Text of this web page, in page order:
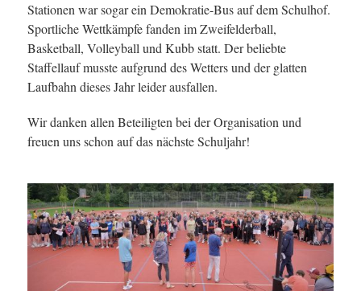
Stationen war sogar ein Demokratie-Bus auf dem Schulhof.
Sportliche Wettkämpfe fanden im Zweifelderball,
Basketball, Volleyball und Kubb statt. Der beliebte
Staffellauf musste aufgrund des Wetters und der glatten
Laufbahn dieses Jahr leider ausfallen.
Wir danken allen Beteiligten bei der Organisation und
freuen uns schon auf das nächste Schuljahr!